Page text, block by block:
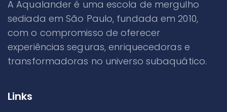
A Aqualander é uma escola de mergulho
sediada em São Paulo, fundada em 2010,
com o compromisso de oferecer
experiências seguras, enriquecedoras e
transformadoras no universo subaquático.
Links